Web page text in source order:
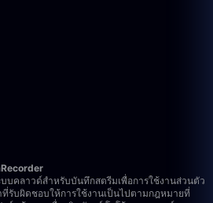
บบคลาวด์สำหรับบันทึกสตรีมเพื่อการใช้งานส่วนตัว
รับผิดชอบให้การใช้งานเป็นไปตามกฎหมายที่